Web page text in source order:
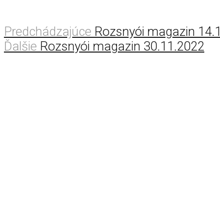
Predchádzajúce Rozsnyói magazin
Ďalšie Rozsnyói magazin 30.11.2022